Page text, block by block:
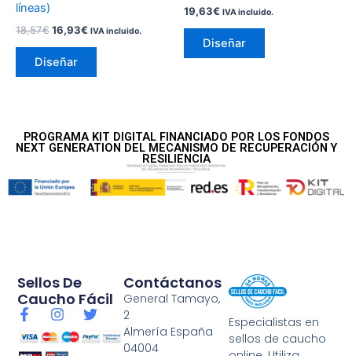
líneas)
18,57€16,93€ IVA incluido.
Diseñar
de
19,63€ IVA incluido.
Diseñar
página
PROGRAMA KIT DIGITAL FINANCIADO POR LOS FONDOS
NEXT GENERATION DEL MECANISMO DE RECUPERACIÓN Y
RESILIENCIA
Especialistas en
sellos de caucho
Contáctanos
General Tamayo,
2
Almería España
04004
Sellos De
Caucho Fácil
F
a
c
I
s
T
i